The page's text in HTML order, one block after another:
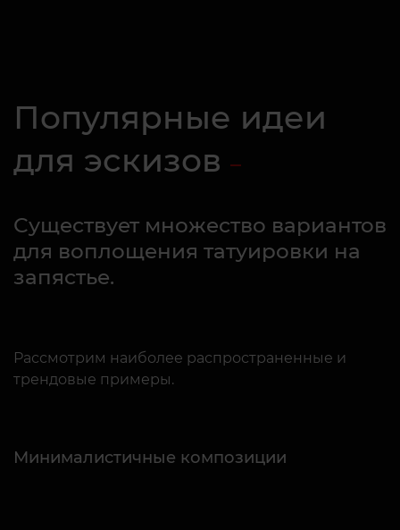
Популярные идеи
для эскизов
Существует множество вариантов
для воплощения татуировки на
запястье.
Рассмотрим наиболее распространенные и
трендовые примеры.
Минималистичные композиции